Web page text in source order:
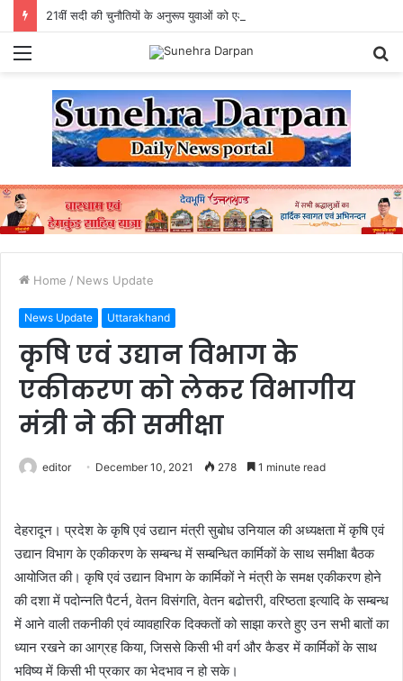
Menu
Home / News Update
News Update Uttarakhand
कृषि एवं उद्यान विभाग के
एकीकरण को लेकर विभागीय
मंत्री ने की समीक्षा
editor December 10, 2021 278 1 minute read
देहरादून। प्रदेश के कृषि एवं उद्यान मंत्री सुबोध उनियाल की अध्यक्षता में कृषि एवं
उद्यान विभाग के एकीकरण के सम्बन्ध में सम्बन्धित कार्मिकों के साथ समीक्षा बैठक
आयोजित की। कृषि एवं उद्यान विभाग के कार्मिकों ने मंत्री के समक्ष एकीकरण होने
की दशा में पदोन्नति पैटर्न, वेतन विसंगति, वेतन बढोत्तरी, वरिष्ठता इत्यादि के सम्बन्ध
में आने वाली तकनीकी एवं व्यावहारिक दिक्कतों को साझा करते हुए उन सभी बातों का
ध्यान रखने का आग्रह किया, जिससे किसी भी वर्ग और कैडर में कार्मिकों के साथ
भविष्य में किसी भी प्रकार का भेदभाव न हो सके।